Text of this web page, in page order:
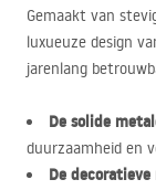
Gemaakt van
luxueuze design
jarenlang
De solide
duurzaamheid en
De